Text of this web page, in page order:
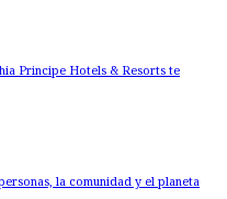
Principe Hotels & Resorts te
la comunidad y el planeta